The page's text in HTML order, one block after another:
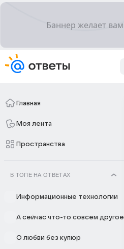
Главная
Моя лента
Пространства
В ТОПЕ НА ОТВЕТАХ
Информационные технологии
А сейчас что-то совсем другое
О любви без купюр